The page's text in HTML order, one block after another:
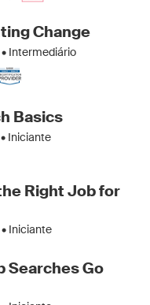
Change
Intermediário
Basics
Iniciante
Right Job for
Iniciante
Searches Go